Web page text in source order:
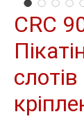
CRC
слотів